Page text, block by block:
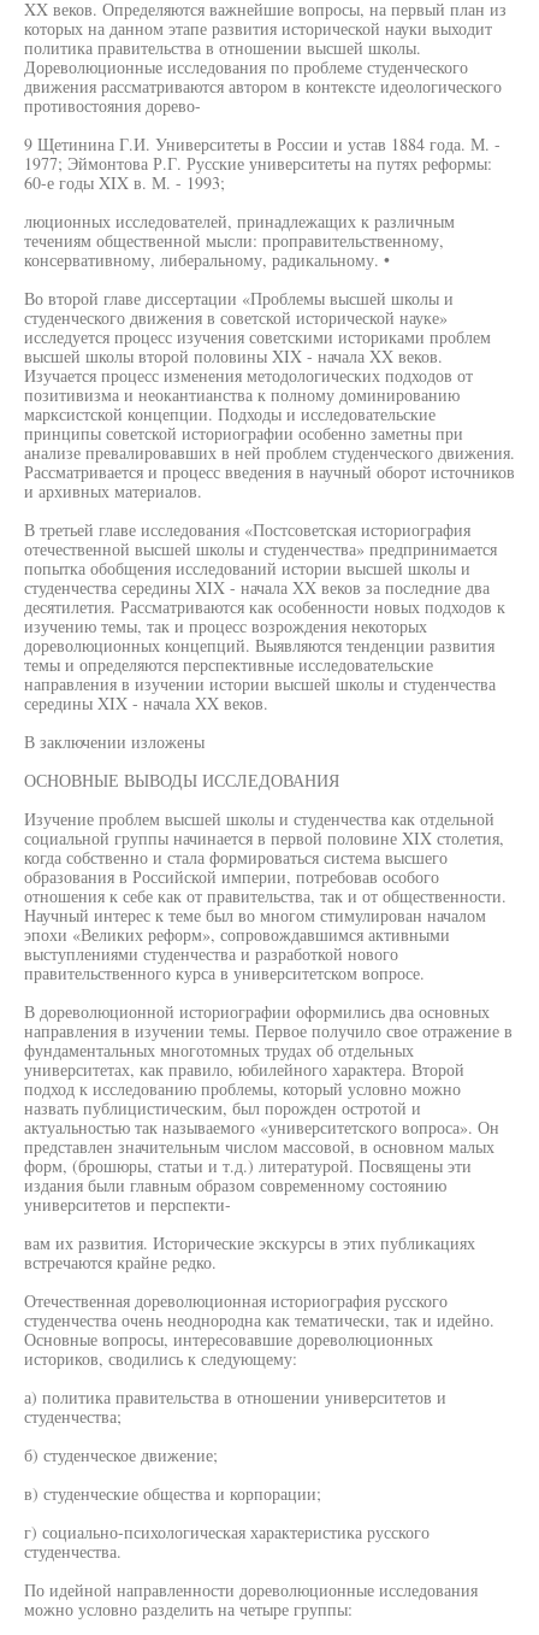
XX веков. Определяются важнейшие вопросы, на первый план из
которых на данном этапе развития исторической науки выходит
политика правительства в отношении высшей школы.
Дореволюционные исследования по проблеме студенческого
движения рассматриваются автором в контексте идеологического
противостояния дорево-
9 Щетинина Г.И. Университеты в России и устав 1884 года. М. -
1977; Эймонтова Р.Г. Русские университеты на путях реформы:
60-е годы XIX в. М. - 1993;
люционных исследователей, принадлежащих к различным
течениям общественной мысли: проправительственному,
консервативному, либеральному, радикальному. •
Во второй главе диссертации «Проблемы высшей школы и
студенческого движения в советской исторической науке»
исследуется процесс изучения советскими историками проблем
высшей школы второй половины XIX - начала XX веков.
Изучается процесс изменения методологических подходов от
позитивизма и неокантианства к полному доминированию
марксистской концепции. Подходы и исследовательские
принципы советской историографии особенно заметны при
анализе превалировавших в ней проблем студенческого движения.
Рассматривается и процесс введения в научный оборот источников
и архивных материалов.
В третьей главе исследования «Постсоветская историография
отечественной высшей школы и студенчества» предпринимается
попытка обобщения исследований истории высшей школы и
студенчества середины XIX - начала XX веков за последние два
десятилетия. Рассматриваются как особенности новых подходов к
изучению темы, так и процесс возрождения некоторых
дореволюционных концепций. Выявляются тенденции развития
темы и определяются перспективные исследовательские
направления в изучении истории высшей школы и студенчества
середины XIX - начала XX веков.
В заключении изложены
ОСНОВНЫЕ ВЫВОДЫ ИССЛЕДОВАНИЯ
Изучение проблем высшей школы и студенчества как отдельной
социальной группы начинается в первой половине XIX столетия,
когда собственно и стала формироваться система высшего
образования в Российской империи, потребовав особого
отношения к себе как от правительства, так и от общественности.
Научный интерес к теме был во многом стимулирован началом
эпохи «Великих реформ», сопровождавшимся активными
выступлениями студенчества и разработкой нового
правительственного курса в университетском вопросе.
В дореволюционной историографии оформились два основных
направления в изучении темы. Первое получило свое отражение в
фундаментальных многотомных трудах об отдельных
университетах, как правило, юбилейного характера. Второй
подход к исследованию проблемы, который условно можно
назвать публицистическим, был порожден остротой и
актуальностью так называемого «университетского вопроса». Он
представлен значительным числом массовой, в основном малых
форм, (брошюры, статьи и т.д.) литературой. Посвящены эти
издания были главным образом современному состоянию
университетов и перспекти-
вам их развития. Исторические экскурсы в этих публикациях
встречаются крайне редко.
Отечественная дореволюционная историография русского
студенчества очень неоднородна как тематически, так и идейно.
Основные вопросы, интересовавшие дореволюционных
историков, сводились к следующему:
а) политика правительства в отношении университетов и
студенчества;
б) студенческое движение;
в) студенческие общества и корпорации;
г) социально-психологическая характеристика русского
студенчества.
По идейной направленности дореволюционные исследования
можно условно разделить на четыре группы: